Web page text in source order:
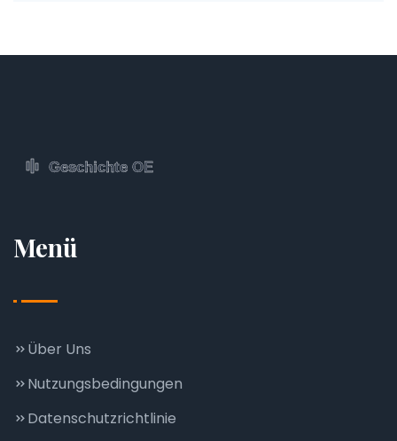
Menü
Über Uns
Nutzungsbedingungen
Datenschutzrichtlinie